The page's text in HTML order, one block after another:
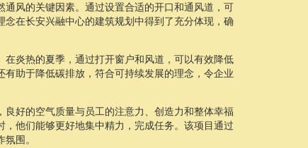
风的关键因素。通过设置合适的开口和通风道，可
在长安兴融中心的建筑规划中得到了充分体现，确
炎热的夏季，通过打开窗户和风道，可以有效降低
助于降低碳排放，符合可持续发展的理念，令企业
好的空气质量与员工的注意力、创造力和整体幸福
他们能够更好地集中精力，完成任务。该项目通过
围。